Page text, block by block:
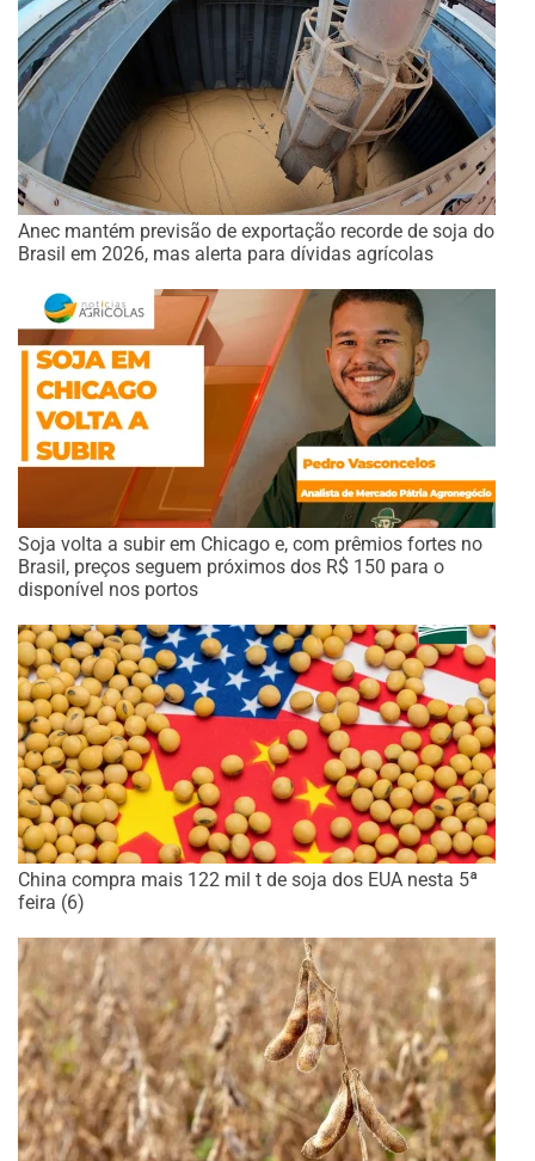
Anec mantém previsão de exportação recorde de soja do
Brasil em 2026, mas alerta para dívidas agrícolas
Soja volta a subir em Chicago e, com prêmios fortes no
Brasil, preços seguem próximos dos R$ 150 para o
disponível nos portos
China compra mais 122 mil t de soja dos EUA nesta 5ª
feira (6)